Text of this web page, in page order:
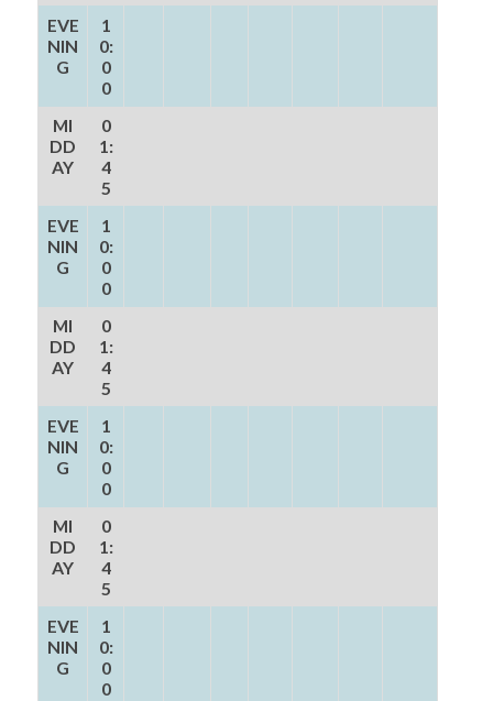
EVE
NIN
G
1
0:
0
0
MI
DD
AY
0
1:
4
5
EVE
NIN
G
1
0:
0
0
MI
DD
AY
0
1:
4
5
EVE
NIN
G
1
0:
0
0
MI
DD
AY
0
1:
4
5
EVE
NIN
G
1
0:
0
0